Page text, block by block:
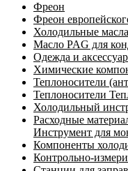
Фреон
Фреон
Холодильные масла
Масло PAG для
Одежда и
Химические
Теплоносители
Теплоносители
Холодильный
Расходные
Инструмент для
Компоненты
Контрольно-